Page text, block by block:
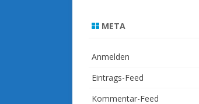
META
Anmelden
Eintrags-Feed
Kommentar-Feed